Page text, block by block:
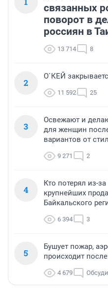
связанных
поворот в
россиян в
13 714 8
2
О`КЕЙ
11 592 25
3
Освежают и
для женщин
вариантов от
9 271 2
4
Кто потерял из-
крупнейших
Байкальского
6 394 3
5
Бушует пожар,
происходит
4 679